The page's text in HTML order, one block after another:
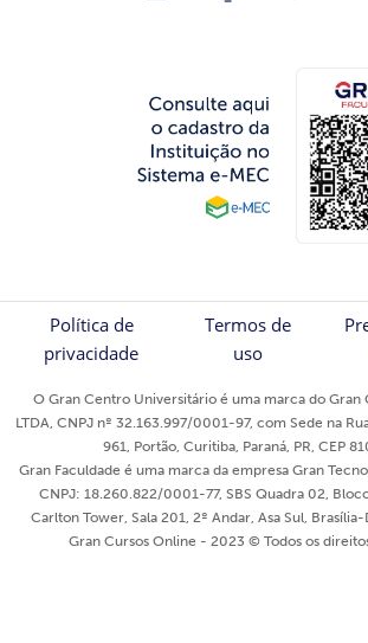
Política de
privacidade
Termos de
uso
O Gran Centro Universitário é uma marca do
LTDA, CNPJ nº 32.163.997/0001-97, com Sede na
961, Portão, Curitiba, Paraná, PR, CEP
Gran Faculdade é uma marca da empresa Gran
CNPJ: 18.260.822/0001-77, SBS Quadra 02,
Carlton Tower, Sala 201, 2º Andar, Asa Sul,
Gran Cursos Online - 2023 © Todos os